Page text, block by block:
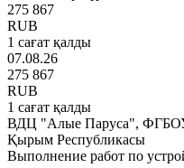
275 867
RUB
1 сағат қалды
07.08.26
275 867
RUB
1 сағат қалды
ВДЦ "Алые Паруса",
Қырым Республикасы
Выполнение работ по